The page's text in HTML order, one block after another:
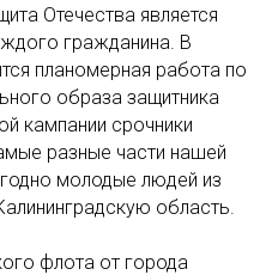
Отечества является
гражданина. В
планомерная работа по
образа защитника
кампании срочники
разные части нашей
молодые людей из
область.
флота от города